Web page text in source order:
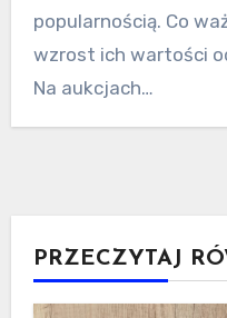
popularnością. Co
wzrost ich wartości
Na aukcjach…
PRZECZYTAJ